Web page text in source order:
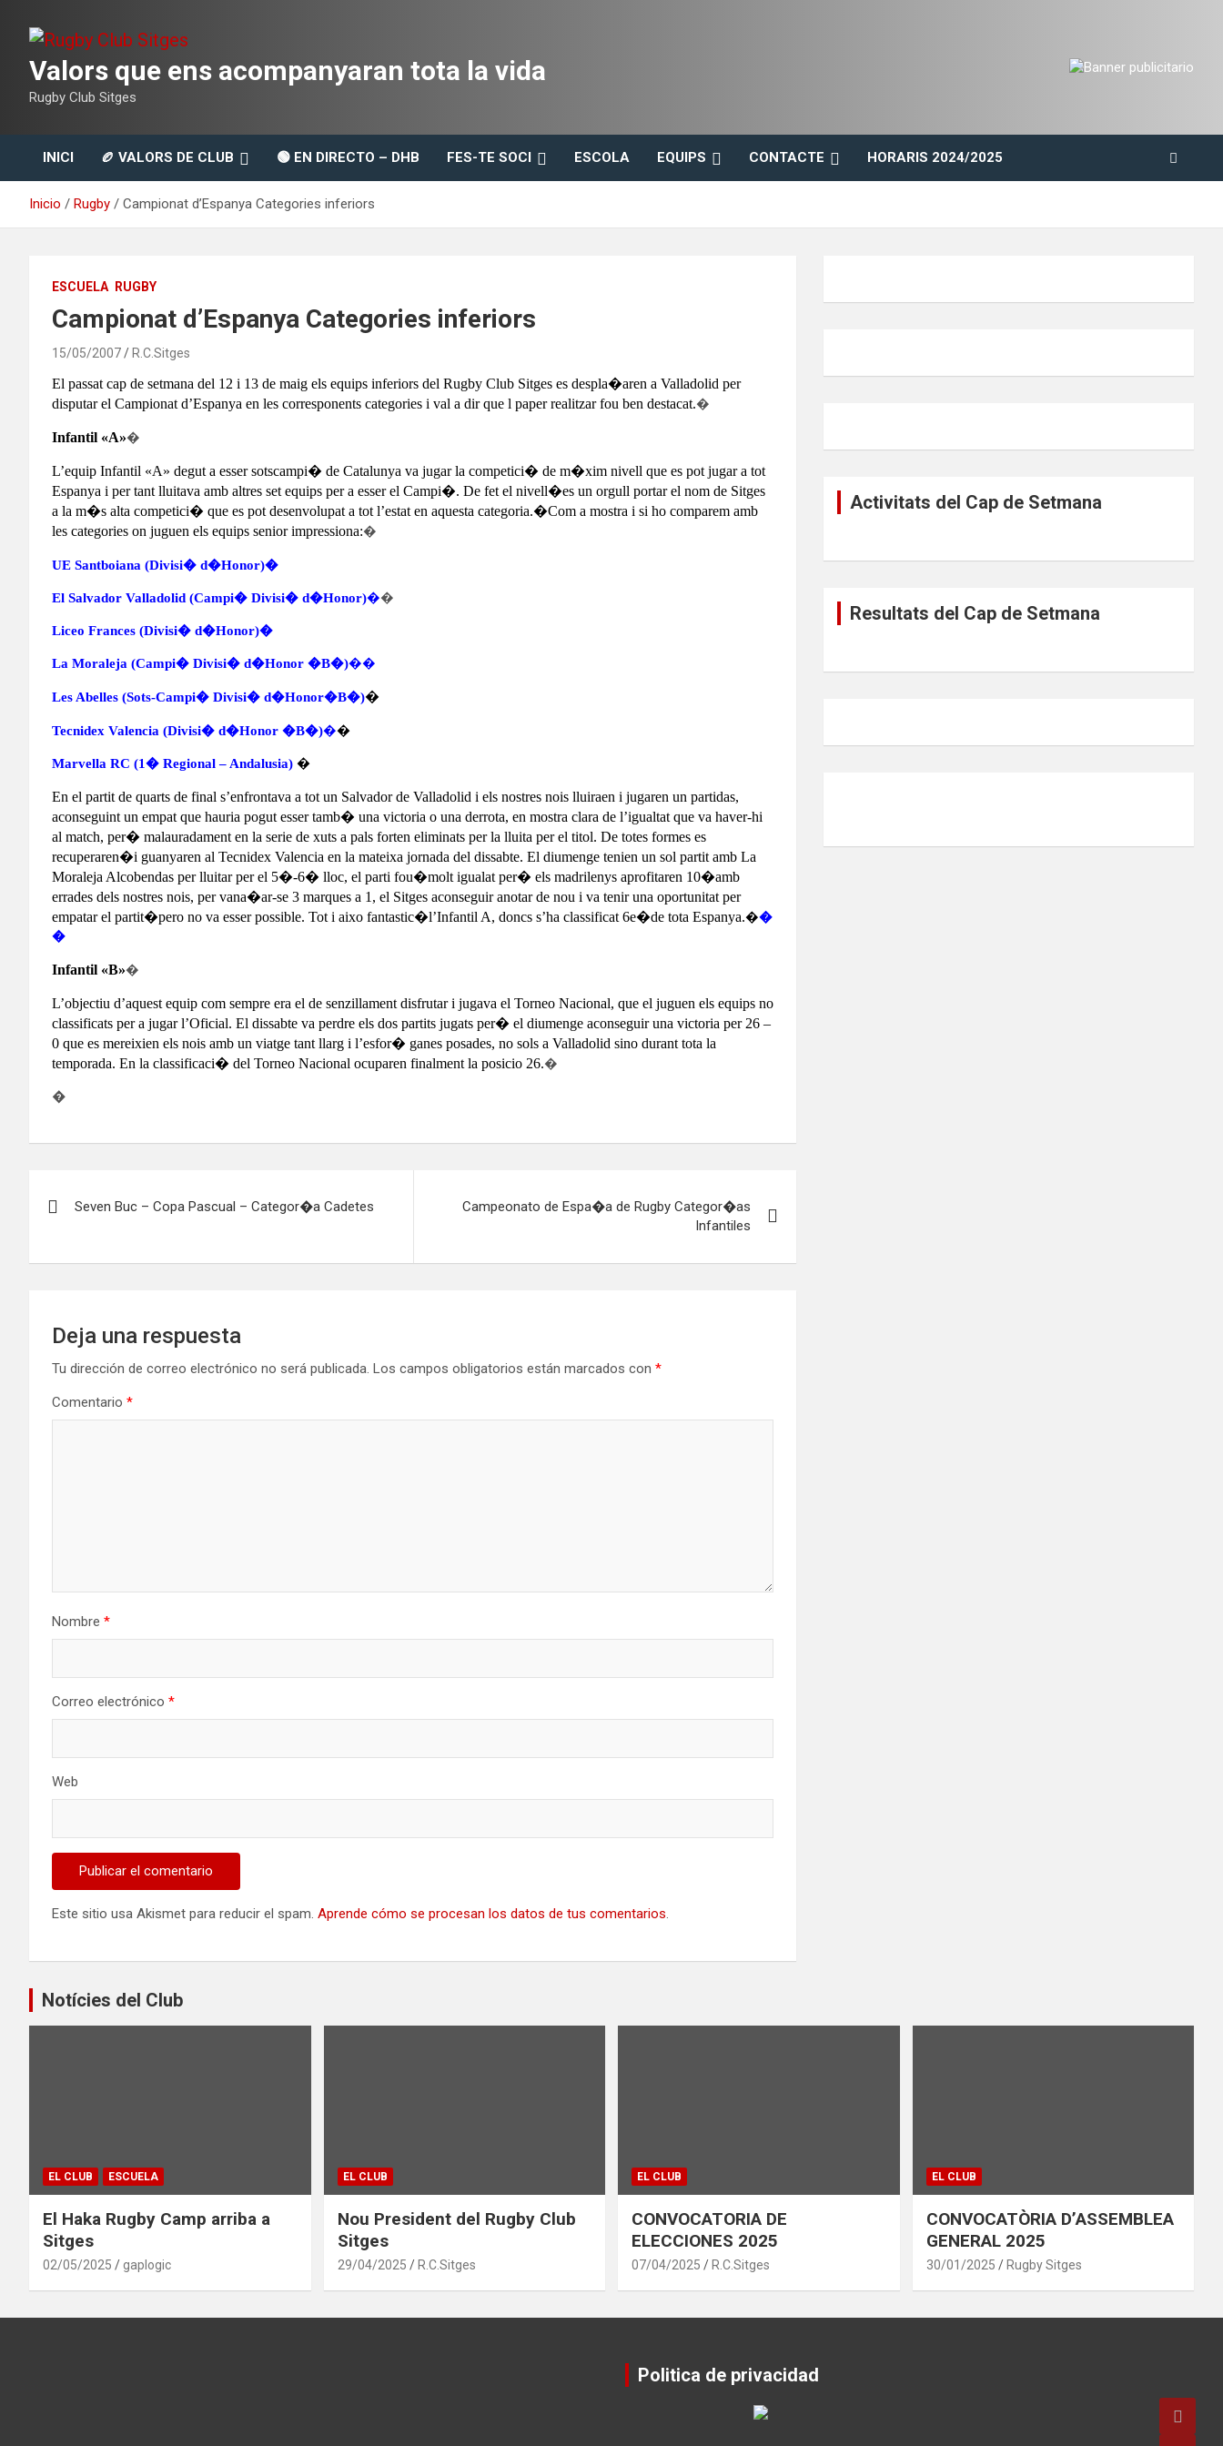
contenido
Valors que ens acompanyaran tota la vida
Rugby Club Sitges
INICI 🏉 VALORS DE CLUB 🟢 EN DIRECTO – DHB FES-TE SOCI ESCOLA EQUIPS CONTACTE HORARIS 2024/2025
Inicio Rugby Campionat d’Espanya Categories inferiors
ESCUELA RUGBY
Campionat d’Espanya Categories inferiors
15/05/2007 R.C.Sitges
El passat cap de setmana del 12 i 13 de maig els equips inferiors del Rugby Club Sitges es despla�aren a Valladolid per
disputar el Campionat d’Espanya en les corresponents categories i val a dir que l paper realitzar fou ben destacat.�
Infantil «A»�
L’equip Infantil «A» degut a esser sotscampi� de Catalunya va jugar la competici� de m�xim nivell que es pot jugar a tot
Espanya i per tant lluitava amb altres set equips per a esser el Campi�. De fet el nivell�es un orgull portar el nom de Sitges
a la m�s alta competici� que es pot desenvolupat a tot l’estat en aquesta categoria.�Com a mostra i si ho comparem amb
les categories on juguen els equips senior impressiona:�
UE Santboiana (Divisi� d�Honor)�
El Salvador Valladolid (Campi� Divisi� d�Honor)��
Liceo Frances (Divisi� d�Honor)�
La Moraleja (Campi� Divisi� d�Honor �B�)��
Les Abelles (Sots-Campi� Divisi� d�Honor�B�)�
Tecnidex Valencia (Divisi� d�Honor �B�)��
Marvella RC (1� Regional – Andalusia) �
En el partit de quarts de final s’enfrontava a tot un Salvador de Valladolid i els nostres nois lluiraen i jugaren un partidas,
aconseguint un empat que hauria pogut esser tamb� una victoria o una derrota, en mostra clara de l’igualtat que va haver-hi
al match, per� malauradament en la serie de xuts a pals forten eliminats per la lluita per el titol. De totes formes es
recuperaren�i guanyaren al Tecnidex Valencia en la mateixa jornada del dissabte. El diumenge tenien un sol partit amb La
Moraleja Alcobendas per lluitar per el 5�-6� lloc, el parti fou�molt igualat per� els madrilenys aprofitaren 10�amb
errades dels nostres nois, per vana�ar-se 3 marques a 1, el Sitges aconseguir anotar de nou i va tenir una oportunitat per
empatar el partit�pero no va esser possible. Tot i aixo fantastic�l’Infantil A, doncs s’ha classificat 6e�de tota Espanya.��
�
Infantil «B»�
L’objectiu d’aquest equip com sempre era el de senzillament disfrutar i jugava el Torneo Nacional, que el juguen els equips no
classificats per a jugar l’Oficial. El dissabte va perdre els dos partits jugats per� el diumenge aconseguir una victoria per 26 –
0 que es mereixien els nois amb un viatge tant llarg i l’esfor� ganes posades, no sols a Valladolid sino durant tota la
temporada. En la classificaci� del Torneo Nacional ocuparen finalment la posicio 26.�
�
de
entradas
Seven Buc – Copa Pascual – Categor�a Cadetes
Campeonato de Espa�a de Rugby Categor�as
Infantiles
Deja una respuesta
Tu dirección de correo electrónico no será publicada. Los campos obligatorios están marcados con *
Comentario *
Nombre *
Correo electrónico *
Web
Este sitio usa Akismet para reducir el spam. Aprende cómo se procesan los datos de tus comentarios.
Activitats del Cap de Setmana
Resultats del Cap de Setmana
Notícies del Club
EL CLUB ESCUELA
El Haka Rugby Camp arriba a
Sitges
02/05/2025 gaplogic
EL CLUB
Nou President del Rugby Club
Sitges
29/04/2025 R.C.Sitges
EL CLUB
CONVOCATORIA DE
ELECCIONES 2025
07/04/2025 R.C.Sitges
EL CLUB
CONVOCATÒRIA D’ASSEMBLEA
GENERAL 2025
30/01/2025 Rugby Sitges
Politica de privacidad